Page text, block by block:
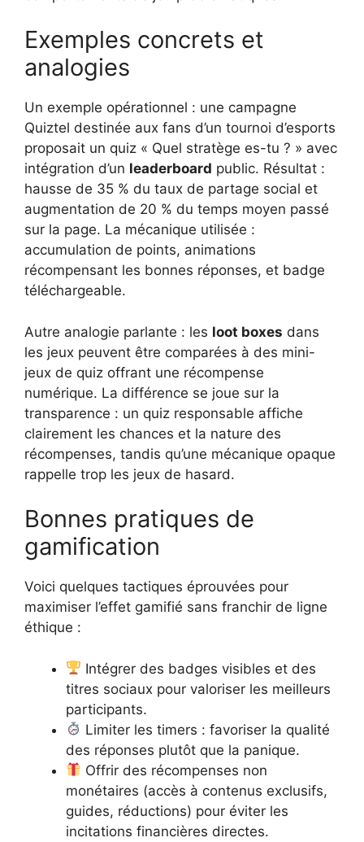
Exemples concrets et
analogies
Un exemple opérationnel : une campagne
Quiztel destinée aux fans d’un tournoi d’esports
proposait un quiz « Quel stratège es-tu ? » avec
intégration d’un leaderboard public. Résultat :
hausse de 35 % du taux de partage social et
augmentation de 20 % du temps moyen passé
sur la page. La mécanique utilisée :
accumulation de points, animations
récompensant les bonnes réponses, et badge
téléchargeable.
Autre analogie parlante : les loot boxes dans
les jeux peuvent être comparées à des mini-
jeux de quiz offrant une récompense
numérique. La différence se joue sur la
transparence : un quiz responsable affiche
clairement les chances et la nature des
récompenses, tandis qu’une mécanique opaque
rappelle trop les jeux de hasard.
Bonnes pratiques de
gamification
Voici quelques tactiques éprouvées pour
maximiser l’effet gamifié sans franchir de ligne
éthique :
Intégrer des badges visibles et des
titres sociaux pour valoriser les meilleurs
participants.
Limiter les timers : favoriser la qualité
des réponses plutôt que la panique.
Offrir des récompenses non
monétaires (accès à contenus exclusifs,
guides, réductions) pour éviter les
incitations financières directes.